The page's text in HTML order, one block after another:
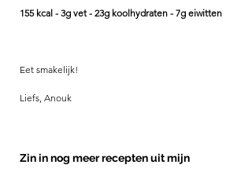
155 kcal - 3g vet - 23g koolhydraten - 7g eiwitten
Eet smakelijk!
Liefs, Anouk
Zin in nog meer recepten uit mijn